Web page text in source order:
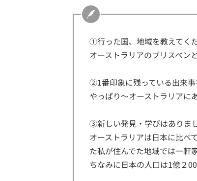
①行った国、地域を教えてく
オーストラリアのブリスベン
②1番印象に残っている出来事
やっぱり〜オーストラリアに
③新しい発見・学びはありま
オーストラリアは日本に比べ
た私が住んでた地域では一軒
ちなみに日本の人口は1億２